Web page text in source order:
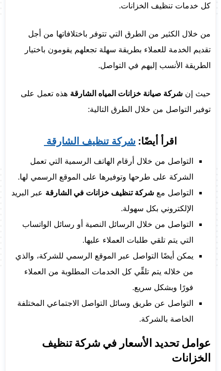
كل خدمات تنظيف الخزانات.
من خلال الكثير من الطرق التي تتوفر باختلافاتها من أجل
تقديم الخدمة للعملاء بطريقة سهلة تجعلهم يقومون باختيار
الطريقة الأنسب إليهم في التواصل.
حيث إن شركة صيانة خزانات المياه الشارقة هذه تعمل على
توفير التواصل من خلال الطرق التالية:
اقرأ أيضًا: شركة تنظيف الشارقة
التواصل من خلال أرقام الهاتف الرسمية التي تعمل
الشركة على طرحها وتوفيرها على الموقع الرسمي لها.
التواصل مع شركة تنظيف خزانات في الشارقة عبر البريد
الإلكتروني بكل سهولة.
التواصل من خلال الرسائل النصية أو رسائل الواتساب
التي يتم تلقي طلبات العملاء عليها.
يمكن أيضًا التواصل عبر الموقع الرسمي للشركة، والذي
من خلاله يتم تلقِّي كل الخدمات المطلوبة من العملاء
فورًا وبشكل سريع.
التواصل عن طريق وسائل التواصل الاجتماعي المختلفة
الخاصة بالشركة.
عوامل تحديد الأسعار في شركة تنظيف
الخزانات